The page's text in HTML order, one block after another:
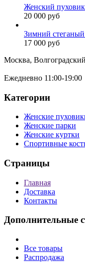
Женский
20 000 руб
Зимний
17 000 руб
Москва,
Ежедневно 11:00-19:00
Категории
Женские
Женские парки
Женские куртки
Спортивные
Страницы
Главная
Доставка
Контакты
Дополнительные
Все товары
Распродажа